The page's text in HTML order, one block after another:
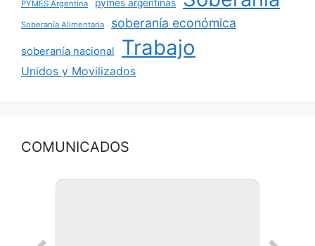
PYMES Argentina pymes argentinas
Soberanía Alimentaria soberanía económica
soberanía nacional Trabajo
Unidos y Movilizados
COMUNICADOS